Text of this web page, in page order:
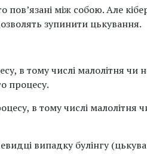
пов’язані між собою. Але
зупинити цькування.
в тому числі малолітня чи
процесу.
в тому числі малолітня
випадку булінгу